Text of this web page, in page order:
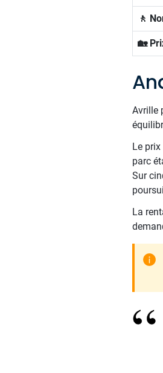
🚶
🏡
Avrille
Le
parc
Sur
La